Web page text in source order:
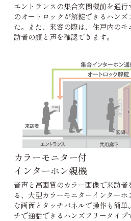
エントランスの集合玄関機前を通
のオートロックが解錠できるハン
た。また、来客の際は、住戸内の
訪者の顔と声を確認できます。
カラーモニター付
インターホン親機
音声と高画質のカラー画像で来訪者
る、大型カラーモニターインターホ
な画面とタッチパネルで操作も簡単
チで通話できるハンズフリータイプ